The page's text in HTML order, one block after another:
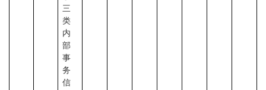
三
类
内
部
事
务
信